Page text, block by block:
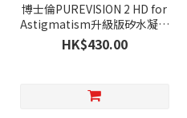
博士倫PUREVISION 2 HD for
Astigmatism升級版矽水凝膠
散光CON散光隱形眼鏡
HK$430.00